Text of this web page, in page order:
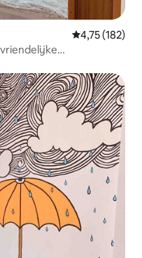
Gemiddelde
4,75 (182)
auto voor het
kamer - kleine